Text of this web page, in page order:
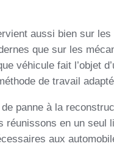
aussi bien sur les
que sur les
véhicule fait l’objet
de travail
panne à la
réunissons en un seul
aux